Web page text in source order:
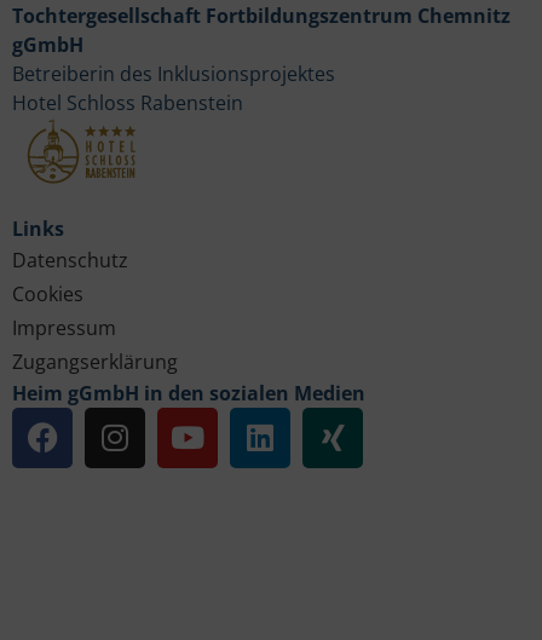
Links
Datenschutz
Cookies
Impressum
Zugangserklärung
Heim gGmbH in den sozialen Medien
Tochtergesellschaft Fortbildungszentrum Chemnitz
gGmbH
Betreiberin des Inklusionsprojektes
Hotel Schloss Rabenstein